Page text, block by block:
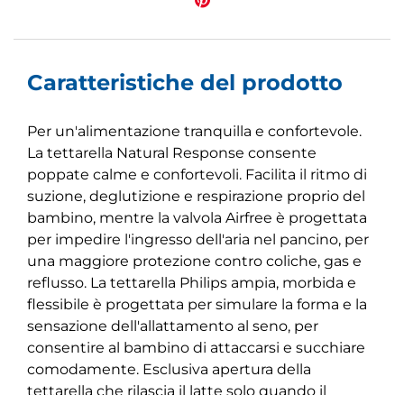
Caratteristiche del prodotto
Per un'alimentazione tranquilla e confortevole.
La tettarella Natural Response consente
poppate calme e confortevoli. Facilita il ritmo di
suzione, deglutizione e respirazione proprio del
bambino, mentre la valvola Airfree è progettata
per impedire l'ingresso dell'aria nel pancino, per
una maggiore protezione contro coliche, gas e
reflusso. La tettarella Philips ampia, morbida e
flessibile è progettata per simulare la forma e la
sensazione dell'allattamento al seno, per
consentire al bambino di attaccarsi e succhiare
comodamente. Esclusiva apertura della
tettarella che rilascia il latte solo quando il